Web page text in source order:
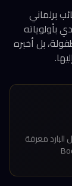
برلماني
بأولوياته
بل أخبره
معرفة